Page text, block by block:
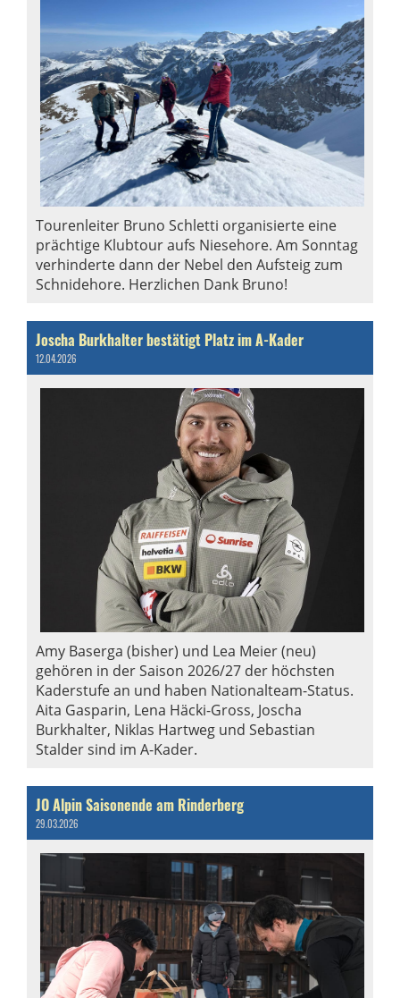
Tourenleiter Bruno Schletti organisierte eine
prächtige Klubtour aufs Niesehore. Am Sonntag
verhinderte dann der Nebel den Aufsteig zum
Schnidehore. Herzlichen Dank Bruno!
Joscha Burkhalter bestätigt Platz im A-Kader
12.04.2026
Amy Baserga (bisher) und Lea Meier (neu)
gehören in der Saison 2026/27 der höchsten
Kaderstufe an und haben Nationalteam-Status.
Aita Gasparin, Lena Häcki-Gross, Joscha
Burkhalter, Niklas Hartweg und Sebastian
Stalder sind im A-Kader.
JO Alpin Saisonende am Rinderberg
29.03.2026